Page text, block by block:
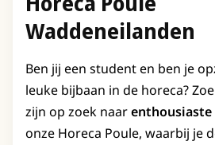
Waddeneilanden
Ben jij een student en ben je
leuke bijbaan in de horeca?
zijn op zoek naar
onze Horeca Poule, waarbij je